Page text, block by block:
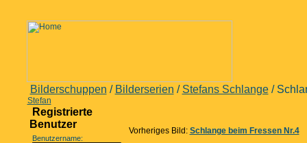
Bilderschuppen / Bilderserien / Stefans Schlange/
Stefan
Registrierte
Benutzer
Benutzername:
Vorheriges Bild: Schlange beim Fressen Nr.4